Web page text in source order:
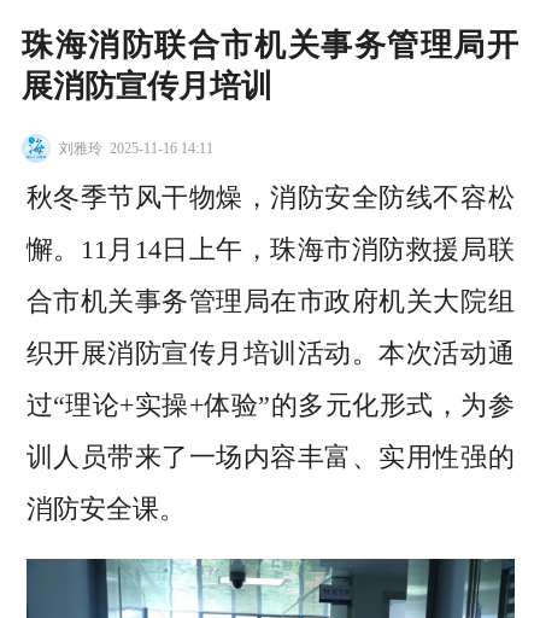
珠海消防联合市机关事务管理局开
展消防宣传月培训
刘雅玲 2025-11-16 14:11
秋冬季节风干物燥，消防安全防线不容松
懈。11月14日上午，珠海市消防救援局联
合市机关事务管理局在市政府机关大院组
织开展消防宣传月培训活动。本次活动通
过“理论+实操+体验”的多元化形式，为参
训人员带来了一场内容丰富、实用性强的
消防安全课。